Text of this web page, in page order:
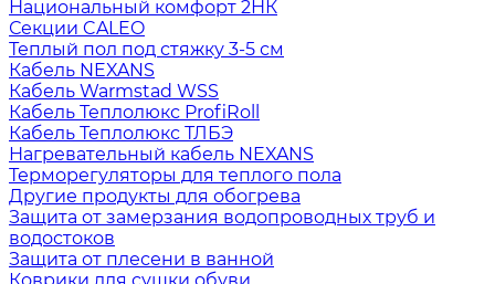
Национальный комфорт 2НК
Секции CALEO
Теплый пол под стяжку 3-5 см
Кабель NEXANS
Кабель Warmstad WSS
Кабель Теплолюкс ProfiRoll
Кабель Теплолюкс ТЛБЭ
Нагревательный кабель NEXANS
Терморегуляторы для теплого пола
Другие продукты для обогрева
Защита от замерзания водопроводных труб и
водостоков
Защита от плесени в ванной